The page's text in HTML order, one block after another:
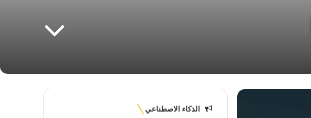
الذكاء الاصطناعي